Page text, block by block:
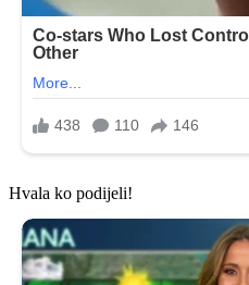
Hvala ko podijeli!